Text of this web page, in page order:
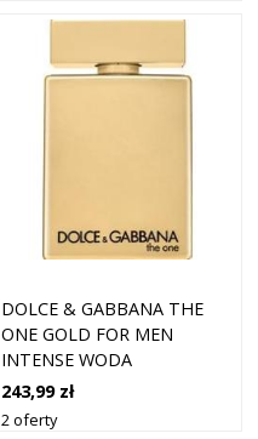
DOLCE & GABBANA THE
ONE GOLD FOR MEN
INTENSE WODA
PERFUMOWANA DLA
MĘŻCZYZN 100 ML
243,99 zł
2 oferty